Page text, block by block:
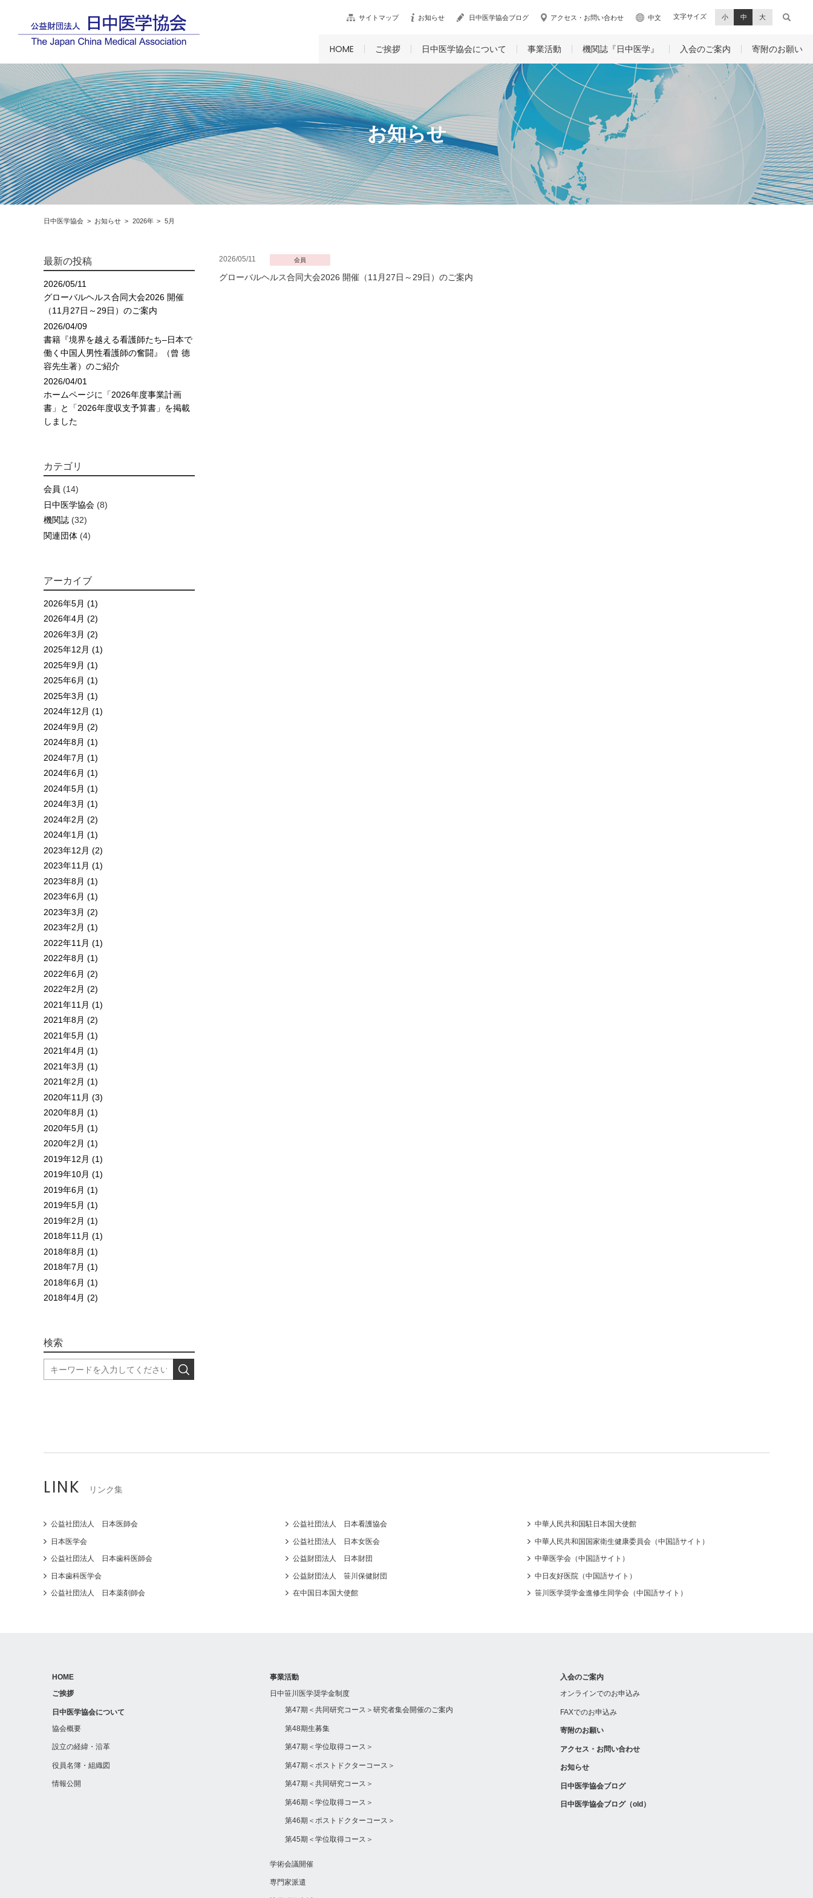
サイトマップ お知らせ 日中医学協会ブログ アクセス・お問い合わせ 中文 文字サイズ 小 中 大
HOME ご挨拶 日中医学協会について 事業活動 機関誌『日中医学』 入会のご案内 寄附のお願い
お知らせ
日中医学協会 お知らせ 2026年 5月
2026/05/11 会員
グローバルヘルス合同大会2026 開催（11月27日～29日）のご案内
最新の投稿
2026/05/11
グローバルヘルス合同大会2026 開催
（11月27日～29日）のご案内
2026/04/09
書籍『境界を越える看護師たち–日本で
働く中国人男性看護師の奮闘』（曾 德
容先生著）のご紹介
2026/04/01
ホームページに「2026年度事業計画
書」と「2026年度収支予算書」を掲載
しました
カテゴリ
会員 (14)
日中医学協会 (8)
機関誌 (32)
関連団体 (4)
アーカイブ
2026年5月 (1)
2026年4月 (2)
2026年3月 (2)
2025年12月 (1)
2025年9月 (1)
2025年6月 (1)
2025年3月 (1)
2024年12月 (1)
2024年9月 (2)
2024年8月 (1)
2024年7月 (1)
2024年6月 (1)
2024年5月 (1)
2024年3月 (1)
2024年2月 (2)
2024年1月 (1)
2023年12月 (2)
2023年11月 (1)
2023年8月 (1)
2023年6月 (1)
2023年3月 (2)
2023年2月 (1)
2022年11月 (1)
2022年8月 (1)
2022年6月 (2)
2022年2月 (2)
2021年11月 (1)
2021年8月 (2)
2021年5月 (1)
2021年4月 (1)
2021年3月 (1)
2021年2月 (1)
2020年11月 (3)
2020年8月 (1)
2020年5月 (1)
2020年2月 (1)
2019年12月 (1)
2019年10月 (1)
2019年6月 (1)
2019年5月 (1)
2019年2月 (1)
2018年11月 (1)
2018年8月 (1)
2018年7月 (1)
2018年6月 (1)
2018年4月 (2)
検索
LINK リンク集
公益社団法人 日本医師会
日本医学会
公益社団法人 日本歯科医師会
日本歯科医学会
公益社団法人 日本薬剤師会
公益社団法人 日本看護協会
公益社団法人 日本女医会
公益財団法人 日本財団
公益財団法人 笹川保健財団
在中国日本国大使館
中華人民共和国駐日本国大使館
中華人民共和国国家衛生健康委員会（中国語サイト）
中華医学会（中国語サイト）
中日友好医院（中国語サイト）
笹川医学奨学金進修生同学会（中国語サイト）
HOME
ご挨拶
日中医学協会について
協会概要
設立の経緯・沿革
役員名簿・組織図
情報公開
事業活動
日中笹川医学奨学金制度
第47期＜共同研究コース＞研究者集会開催のご案内
第48期生募集
第47期＜学位取得コース＞
第47期＜ポストドクターコース＞
第47期＜共同研究コース＞
第46期＜学位取得コース＞
第46期＜ポストドクターコース＞
第45期＜学位取得コース＞
学術会議開催
専門家派遣
入会のご案内
オンラインでのお申込み
FAXでのお申込み
寄附のお願い
アクセス・お問い合わせ
お知らせ
日中医学協会ブログ
日中医学協会ブログ（old）